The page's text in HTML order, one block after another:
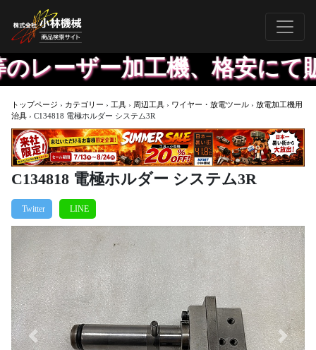
ー加工機、格安にて販売
トップページ › カテゴリー › 工具 › 周辺工具 › ワイヤー・放電ツール › 放電加工機用
治具 › C134818 電極ホルダー システム3R
C134818 電極ホルダー システム3R
Previous Next